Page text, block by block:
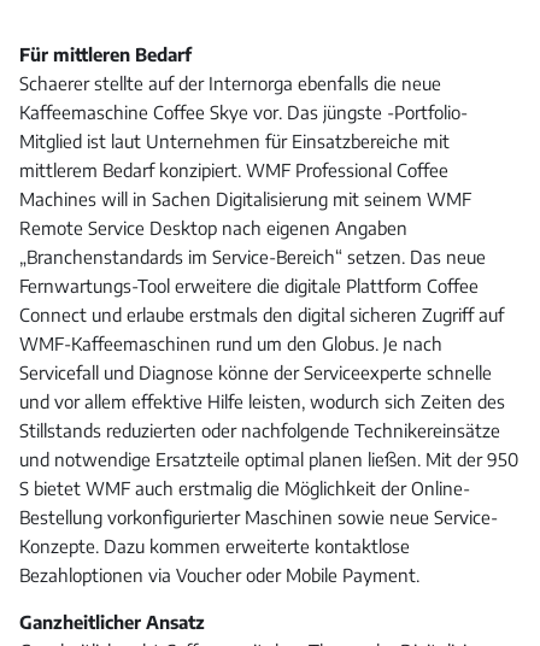
Für mittleren Bedarf
Schaerer stellte auf der Internorga ebenfalls die neue
Kaffeemaschine Coffee Skye vor. Das jüngste -Portfolio-
Mitglied ist laut Unternehmen für Einsatzbereiche mit
mittlerem Bedarf konzipiert. WMF Professional Coffee
Machines will in Sachen Digitalisierung mit seinem WMF
Remote Service Desktop nach eigenen Angaben
„Branchenstandards im Service-Bereich“ setzen. Das neue
Fernwartungs-Tool erweitere die digitale Plattform Coffee
Connect und erlaube erstmals den digital sicheren Zugriff auf
WMF-Kaffeemaschinen rund um den Globus. Je nach
Servicefall und Diagnose könne der Serviceexperte schnelle
und vor allem effektive Hilfe leisten, wodurch sich Zeiten des
Stillstands reduzierten oder nachfolgende Technikereinsätze
und notwendige Ersatzteile optimal planen ließen. Mit der 950
S bietet WMF auch erstmalig die Möglichkeit der Online-
Bestellung vorkonfigurierter Maschinen sowie neue Service-
Konzepte. Dazu kommen erweiterte kontaktlose
Bezahloptionen via Voucher oder Mobile Payment.
Ganzheitlicher Ansatz